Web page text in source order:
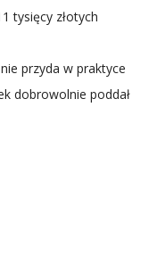
tysięcy złotych
przyda w praktyce
dobrowolnie poddał